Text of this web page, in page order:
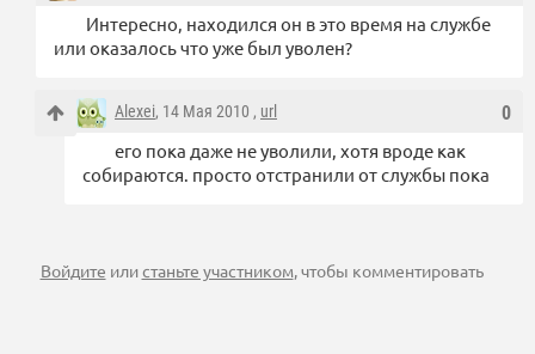
Интересно, находился он в это время на службе
или оказалось что уже был уволен?
0
Alexei, 14 Мая 2010 , url
его пока даже не уволили, хотя вроде как
собираются. просто отстранили от службы пока
Войдите илистаньте участником, чтобы комментировать